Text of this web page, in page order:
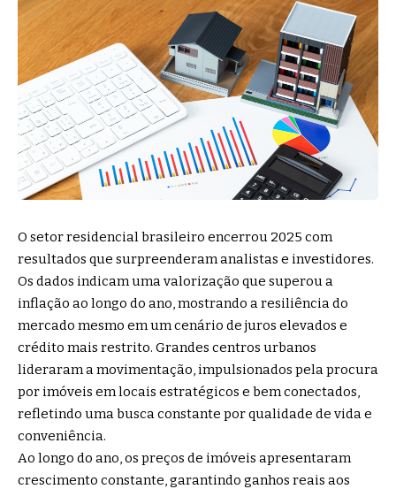
O setor residencial brasileiro encerrou 2025 com
resultados que surpreenderam analistas e investidores.
Os dados indicam uma valorização que superou a
inflação ao longo do ano, mostrando a resiliência do
mercado mesmo em um cenário de juros elevados e
crédito mais restrito. Grandes centros urbanos
lideraram a movimentação, impulsionados pela procura
por imóveis em locais estratégicos e bem conectados,
refletindo uma busca constante por qualidade de vida e
conveniência.
Ao longo do ano, os preços de imóveis apresentaram
crescimento constante, garantindo ganhos reais aos